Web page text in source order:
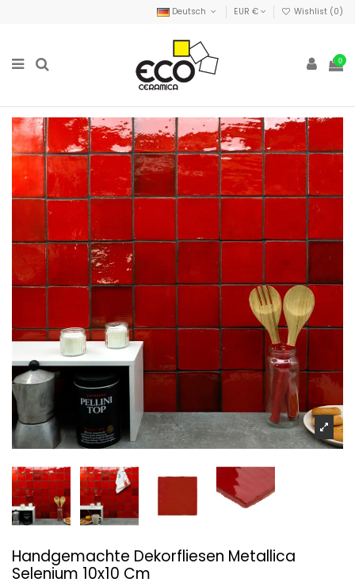
Deutsch EUR € Wishlist (0)
0
Handgemachte Dekorfliesen Metallica
Selenium 10x10 Cm